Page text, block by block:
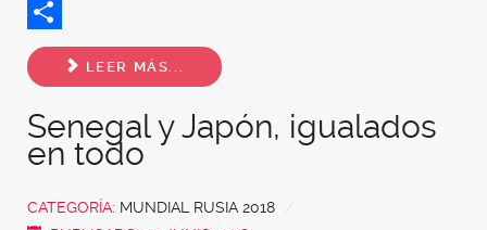
Twitter
Share
LEER MÁS...
Senegal y Japón, igualados
en todo
CATEGORÍA: MUNDIAL RUSIA 2018